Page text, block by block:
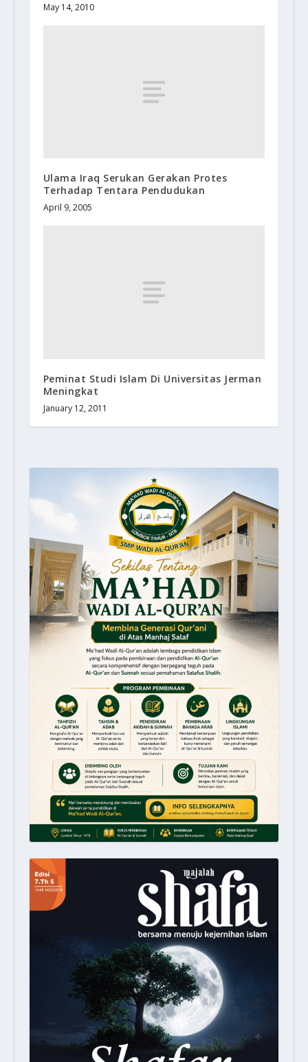
May 14, 2010
Ulama Iraq Serukan Gerakan Protes
Terhadap Tentara Pendudukan
April 9, 2005
Peminat Studi Islam Di Universitas Jerman
Meningkat
January 12, 2011